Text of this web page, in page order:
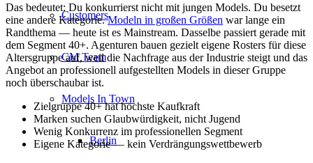
Customers
CM Team
Models In Town
Berlin
Das bedeutet: Du konkurrierst nicht mit jungen Models. Du besetzt
eine andere Kategorie.Modeln in großen Größen war lange ein
Randthema — heute ist es Mainstream. Dasselbe passiert gerade mit
dem Segment 40+. Agenturen bauen gezielt eigene Rosters für diese
Altersgruppe auf, weil die Nachfrage aus der Industrie steigt und das
Angebot an professionell aufgestellten Models in dieser Gruppe
noch überschaubar ist.
Zielgruppe 40+ hat höchste Kaufkraft
Marken suchen Glaubwürdigkeit, nicht Jugend
Wenig Konkurrenz im professionellen Segment
Eigene Kategorie — kein Verdrängungswettbewerb